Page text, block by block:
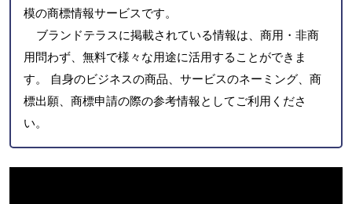
模の商標情報サービスです。
ブランドテラスに掲載されている情報は、商用・非商
用問わず、無料で様々な用途に活用することができま
す。 自身のビジネスの商品、サービスのネーミング、商
標出願、商標申請の際の参考情報としてご利用くださ
い。